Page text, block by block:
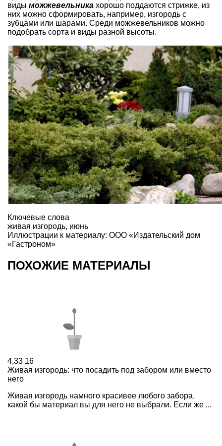
виды можжевельника хорошо поддаются стрижке, из
них можно сформировать, например, изгородь с
зубцами или шарами. Среди можжевельников можно
подобрать сорта и виды разной высоты.
Ключевые слова
живая изгородь, июнь
Иллюстрации к материалу: ООО «Издательский дом
«Гастроном»
ПОХОЖИЕ МАТЕРИАЛЫ
4,33 16
Живая изгородь: что посадить под забором или вместо
него
Живая изгородь намного красивее любого забора,
какой бы материал вы для него не выбрали. Если же ...